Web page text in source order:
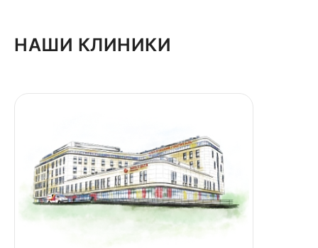
НАШИ КЛИНИКИ